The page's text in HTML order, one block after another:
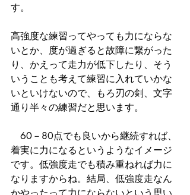
す。
高強度な練習ってやっても力にならな
いとか、度が過ぎると故障に繋がった
り、かえって走力が低下したり、そう
いうことも考えて練習に入れていかな
いといけないので、もろ刃の剣、文字
通り半々の練習だと思います。
60－80点でも良いから継続すれば、
着実に力になるというようなイメージ
です。低強度走でも積み重ねれば力に
なりますからね。結局、低強度走なん